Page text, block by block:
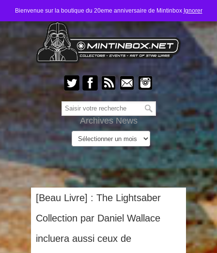
Bienvenue sur la boutique du 20eme anniversaire de Mintinbox Ignorer
Archives News
[Beau Livre] : The Lightsaber
Collection par Daniel Wallace
incluera aussi ceux de